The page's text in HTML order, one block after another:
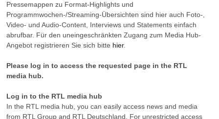
Pressemappen zu Format-Highlights und
Programmwochen-/Streaming-Übersichten sind hier auch Foto-,
Video- und Audio-Content, Interviews und Statements einfach
abrufbar. Für den uneingeschränkten Zugang zum Media Hub-
Angebot registrieren Sie sich bitte hier.
Please log in to access the requested page in the RTL
media hub.
Log in to the RTL media hub
In the RTL media hub, you can easily access news and media
from RTL Group and RTL Deutschland. For unrestricted access